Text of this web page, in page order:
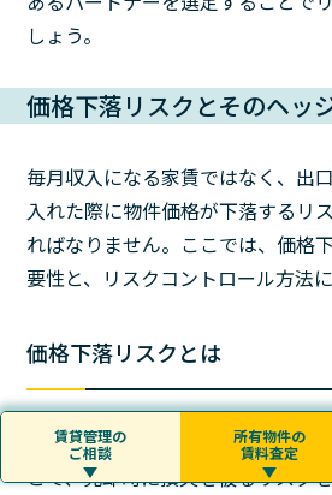
しょう。
価格下落リスクとそのヘッ
毎月収入になる家賃ではなく、出
入れた際に物件価格が下落するリ
ればなりません。ここでは、価格
要性と、リスクコントロール方法
価格下落リスクとは
価格下落リスクとは、物件価格が
とで、売却時に損失を被るリスク
賃貸管理の
ご相談
所有物件の
賃料査定